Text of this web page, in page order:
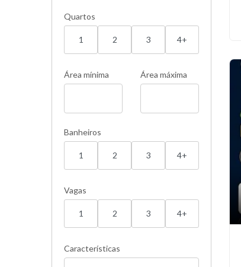
Quartos
1 2 3 4+
Área mínima Área máxima
Banheiros
1 2 3 4+
Vagas
1 2 3 4+
Características